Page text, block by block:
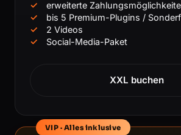
erweiterte
bis 5 Premium-Plugins /
2 Videos
Social-Media-Paket
XXL buchen
VIP · Alles inklusive